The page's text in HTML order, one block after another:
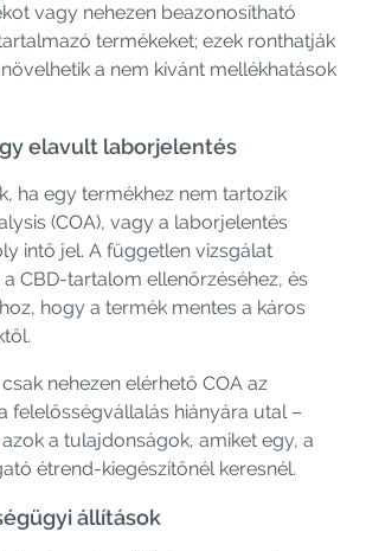
vagy nehezen beazonosítható
termékeket; ezek ronthatják
a nem kívánt mellékhatások
elavult laborjelentés
ha egy termékhez nem tartozik
(COA), vagy a laborjelentés
intő jel. A független vizsgálat
CBD-tartalom ellenőrzéséhez, és
hogy a termék mentes a káros
nehezen elérhető COA az
felelősségvállalás hiányára utal –
a tulajdonságok, amiket egy, a
étrend-kiegészítőnél keresnél.
állítások